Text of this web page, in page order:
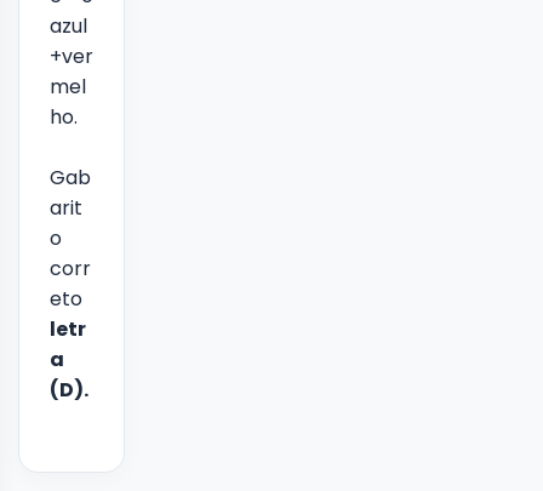
azul
+ver
mel
ho.
Gab
arit
o
corr
eto
letr
a
(D).